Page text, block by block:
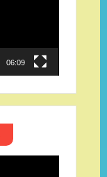
06:09